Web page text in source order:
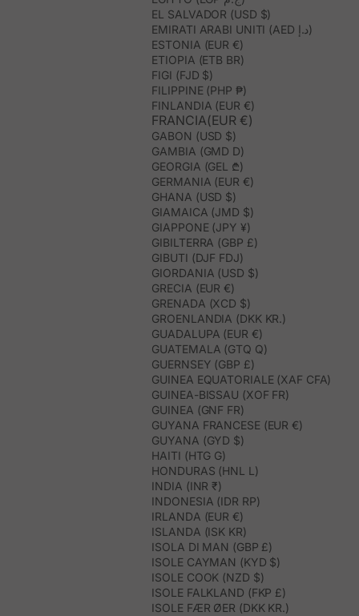
EL SALVADOR (USD $)
EMIRATI ARABI UNITI (AED د.إ)
ESTONIA (EUR €)
ETIOPIA (ETB BR)
FIGI (FJD $)
FILIPPINE (PHP ₱)
FINLANDIA (EUR €)
FRANCIA(EUR €)
GABON (USD $)
GAMBIA (GMD D)
GEORGIA (GEL ₾)
GERMANIA (EUR €)
GHANA (USD $)
GIAMAICA (JMD $)
GIAPPONE (JPY ¥)
GIBILTERRA (GBP £)
GIBUTI (DJF FDJ)
GIORDANIA (USD $)
GRECIA (EUR €)
GRENADA (XCD $)
GROENLANDIA (DKK KR.)
GUADALUPA (EUR €)
GUATEMALA (GTQ Q)
GUERNSEY (GBP £)
GUINEA EQUATORIALE (XAF CFA)
GUINEA-BISSAU (XOF FR)
GUINEA (GNF FR)
GUYANA FRANCESE (EUR €)
GUYANA (GYD $)
HAITI (HTG G)
HONDURAS (HNL L)
INDIA (INR ₹)
INDONESIA (IDR RP)
IRLANDA (EUR €)
ISLANDA (ISK KR)
ISOLA DI MAN (GBP £)
ISOLE CAYMAN (KYD $)
ISOLE COOK (NZD $)
ISOLE FALKLAND (FKP £)
ISOLE FÆR ØER (DKK KR.)